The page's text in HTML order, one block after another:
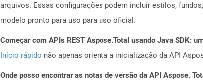
arquivos. Essas configurações podem incluir estilos,
modelo pronto para uso para uso oficial.
Começar com APIs REST Aspose.Total usando Java SDK:
Início rápido não apenas orienta a inicialização da API
Onde posso encontrar as notas de versão da API Aspose.